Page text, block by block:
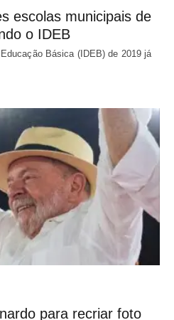
escolas municipais de
o IDEB
Básica (IDEB) de 2019 já
para recriar foto